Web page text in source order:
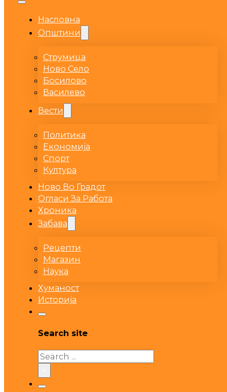
Насловна
Општини
Струмица
Ново Село
Босилово
Василево
Вести
Политика
Економија
Спорт
Култура
Ново Во Градот
Огласи За Работа
Хроника
Забава
Рецепти
Магазин
Наука
Хуманост
Историја
Search site
Search